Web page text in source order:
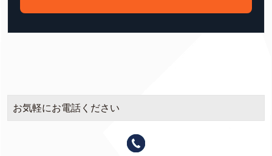
お気軽にお電話ください